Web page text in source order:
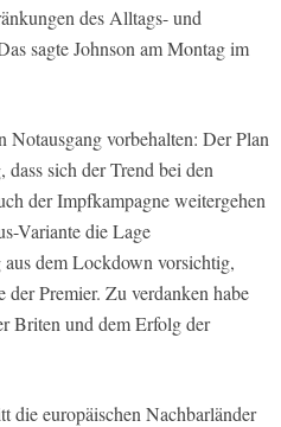
des Alltags- und
sagte Johnson am Montag im
Notausgang vorbehalten: Der Plan
sich der Trend bei den
der Impfkampagne weitergehen
Variante die Lage
dem Lockdown vorsichtig,
Premier. Zu verdanken habe
Briten und dem Erfolg der
die europäischen Nachbarländer